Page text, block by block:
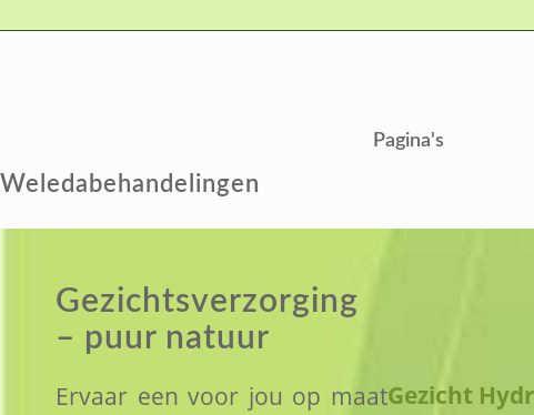
Pagina's
Weledabehandelingen
Gezichtsverzorging
– puur natuur
Ervaar een voor jou op maatGezicht